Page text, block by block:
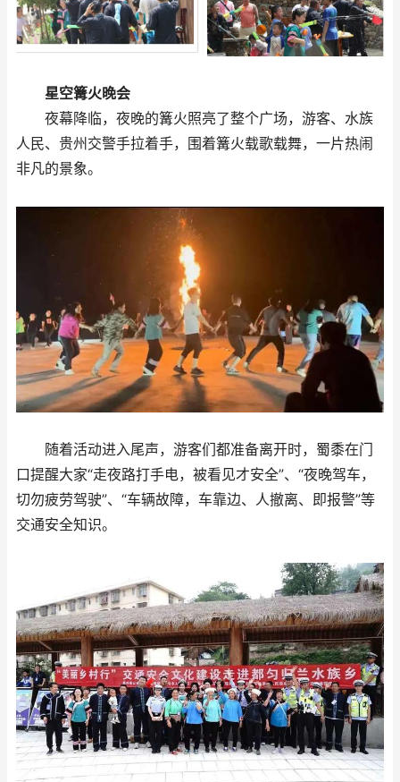
星空篝火晚会
夜幕降临，夜晚的篝火照亮了整个广场，游客、水族
人民、贵州交警手拉着手，围着篝火载歌载舞，一片热闹
非凡的景象。
随着活动进入尾声，游客们都准备离开时，蜀黍在门
口提醒大家“走夜路打手电，被看见才安全”、“夜晚驾车，
切勿疲劳驾驶”、“车辆故障，车靠边、人撤离、即报警”等
交通安全知识。